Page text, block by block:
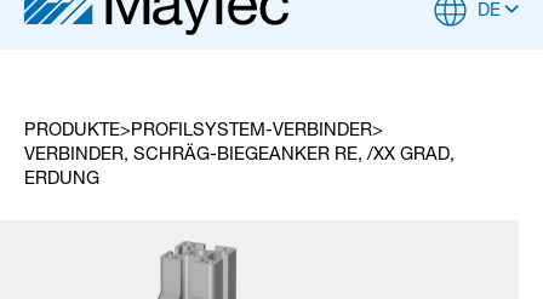
DE
PRODUKTE
PROFILSYSTEM-VERBINDER
VERBINDER, SCHRÄG-BIEGEANKER RE, /XX GRAD,
ERDUNG